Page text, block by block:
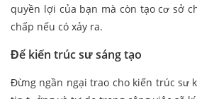
quyền lợi của bạn mà còn tạo cơ sở
chấp nếu có xảy ra.
Để kiến trúc sư sáng tạo
Đừng ngần ngại trao cho kiến trúc sư